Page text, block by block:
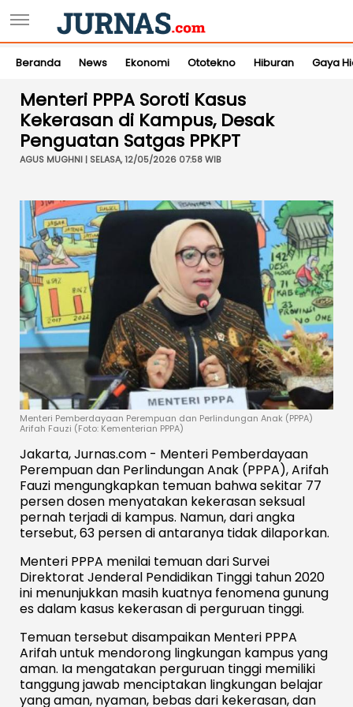
Beranda News Ekonomi Ototekno Hiburan Gaya
Menteri PPPA Soroti Kasus
Kekerasan di Kampus, Desak
Penguatan Satgas PPKPT
AGUS MUGHNI | SELASA, 12/05/2026 07:58 WIB
Menteri Pemberdayaan Perempuan dan Perlindungan Anak (PPPA)
Arifah Fauzi (Foto: Kementerian PPPA)
Jakarta, Jurnas.com - Menteri Pemberdayaan
Perempuan dan Perlindungan Anak (PPPA), Arifah
Fauzi mengungkapkan temuan bahwa sekitar 77
persen dosen menyatakan kekerasan seksual
pernah terjadi di kampus. Namun, dari angka
tersebut, 63 persen di antaranya tidak dilaporkan.
Menteri PPPA menilai temuan dari Survei
Direktorat Jenderal Pendidikan Tinggi tahun 2020
ini menunjukkan masih kuatnya fenomena gunung
es dalam kasus kekerasan di perguruan tinggi.
Temuan tersebut disampaikan Menteri PPPA
Arifah untuk mendorong lingkungan kampus yang
aman. Ia mengatakan perguruan tinggi memiliki
tanggung jawab menciptakan lingkungan belajar
yang aman, nyaman, bebas dari kekerasan, dan